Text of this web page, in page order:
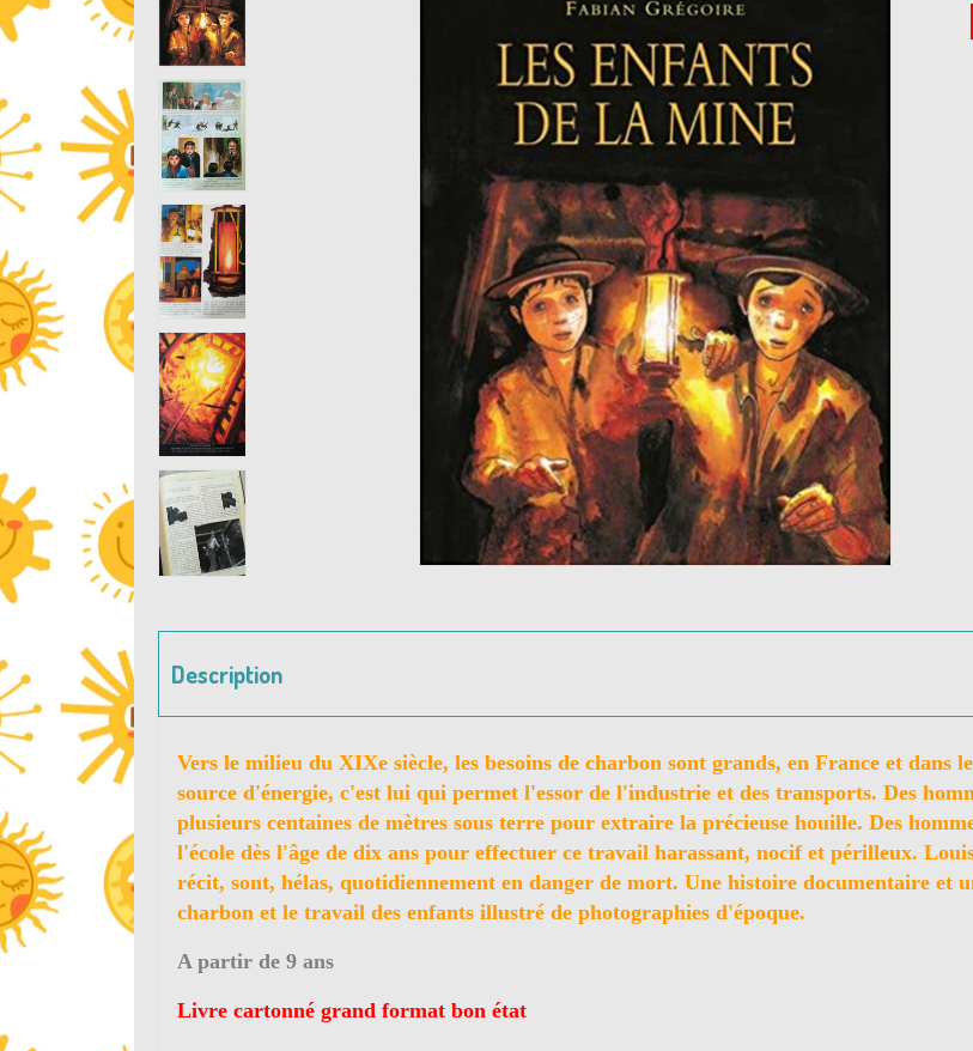
Description
Vers le milieu du XIXe siècle, les besoins de charbon sont grands, en France et dans
source d'énergie, c'est lui qui permet l'essor de l'industrie et des transports. Des
plusieurs centaines de mètres sous terre pour extraire la précieuse houille. Des
l'école dès l'âge de dix ans pour effectuer ce travail harassant, nocif et périlleux.
récit, sont, hélas, quotidiennement en danger de mort. Une histoire documentaire et
charbon et le travail des enfants illustré de photographies d'époque.
A partir de 9 ans
Livre cartonné grand format bon état